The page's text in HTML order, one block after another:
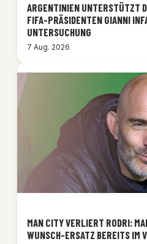
ARGENTINIEN UNTERSTÜTZT
FIFA-PRÄSIDENTEN GIANNI
UNTERSUCHUNG
7 Aug. 2026
MAN CITY VERLIERT RODRI:
WUNSCH-ERSATZ BEREITS IM